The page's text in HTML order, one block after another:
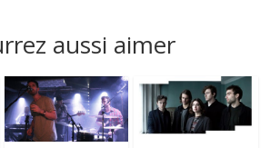
aussi aimer